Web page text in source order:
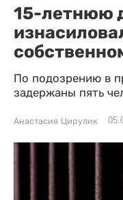
15-летнюю
По подозрению в
задержаны пять
Анастасия Цирулик